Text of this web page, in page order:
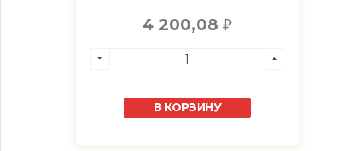
4 200,08 ₽
В КОРЗИНУ